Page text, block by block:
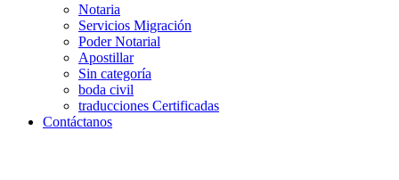
Notaria
Servicios Migración
Poder Notarial
Apostillar
Sin categoría
boda civil
traducciones Certificadas
Contáctanos